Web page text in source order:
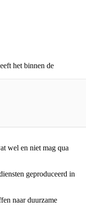
het binnen de
wel en niet mag qua
geproduceerd in
naar duurzame